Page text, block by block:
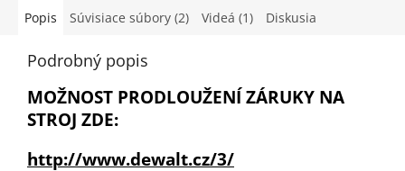
Popis Súvisiace súbory (2) Videá (1) Diskusia
Podrobný popis
MOŽNOST PRODLOUŽENÍ ZÁRUKY NA
STROJ ZDE:
http://www.dewalt.cz/3/